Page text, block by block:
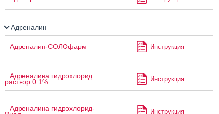
Адреналин
Адреналин-СОЛОфарм Инструкция
Адреналина гидрохлорид
раствор 0.1% Инструкция
Адреналина гидрохлорид- Инструкция